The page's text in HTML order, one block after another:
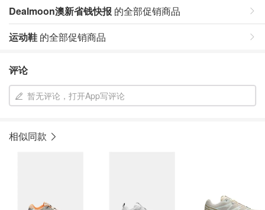
Dealmoon澳新省钱快报 的全部促销商品
运动鞋 的全部促销商品
评论
暂无评论，打开App写评论
相似同款